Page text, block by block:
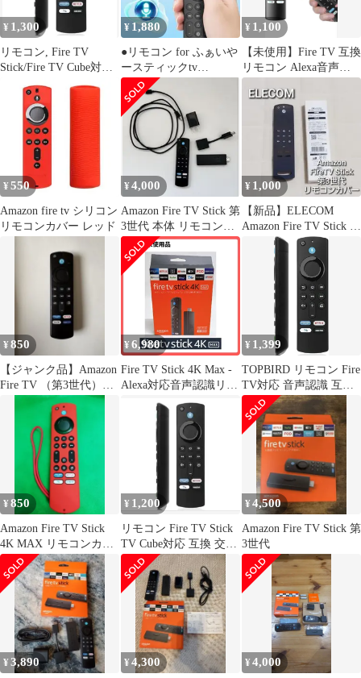
明書（black）
¥ 1,300
リモコン, Fire TV
Stick/Fire TV Cube対応,
音声認識
¥ 1,880
●リモコン for ふぁいや
ースティックtv
Compatible fire
¥ 1,100
【未使用】Fire TV 互換
リモコン Alexa音声認識
TVer対応
¥ 550
Amazon fire tv シリコン
リモコンカバー レッド
¥4,000
Amazon Fire TV Stick 第
3世代 本体 リモコンセ
ット
¥ 1,000
【新品】ELECOM
Amazon Fire TV Stick リ
モコン カバー
¥850
【ジャンク品】Amazon
Fire TV （第3世代）リ
モコン 本体
¥ 6,980
Fire TV Stick 4K Max -
Alexa対応音声認識リモ
コン(第3世代)付属
¥ 1,399
TOPBIRD リモコン Fire
TV対応 音声認識 互換
交換用 ブラック
¥850
Amazon Fire TV Stick
4K MAX リモコンカバ
ー (赤G)
¥ 1,200
リモコン Fire TV Stick
TV Cube対応 互換 交換
用 音声認識
¥4,500
Amazon Fire TV Stick 第
3世代
¥3,890 ¥4,300 ¥4,000